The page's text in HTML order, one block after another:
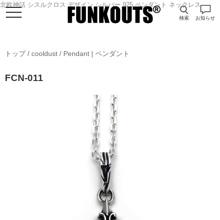
北欧神話 シスルクロス デザイン シルバー 925 ペンダント ネックレス
検索 お知らせ
トップ/ cooldust / Pendant | ペンダント
FCN-011